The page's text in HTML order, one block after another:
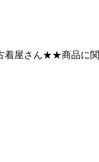
着屋さん★★商品に